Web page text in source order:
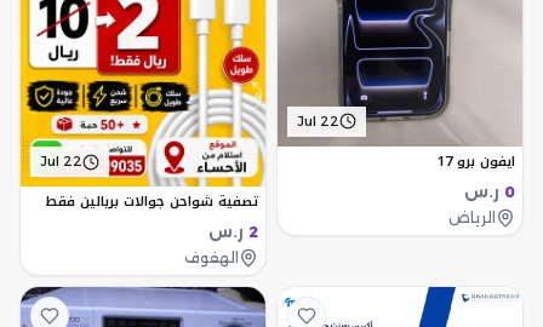
Jul 22
ايفون برو 17
0 ر.س
الرياض
Jul 22
تصفية شواحن جوالات بريالين فقط
2 ر.س
الهفوف